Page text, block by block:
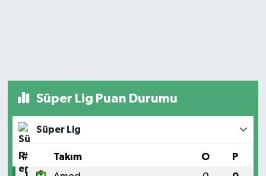
Süper Lig Puan Durumu
Süper Lig
# Takım O P